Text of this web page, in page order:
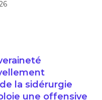
la sidérurgie
une offensive